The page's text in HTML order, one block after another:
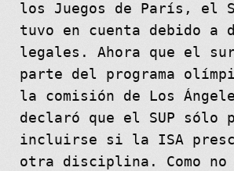
los Juegos de París, el
tuvo en cuenta debido a
legales. Ahora que el
parte del programa
la comisión de Los
declaró que el SUP sólo
incluirse si la ISA
otra disciplina. Como no